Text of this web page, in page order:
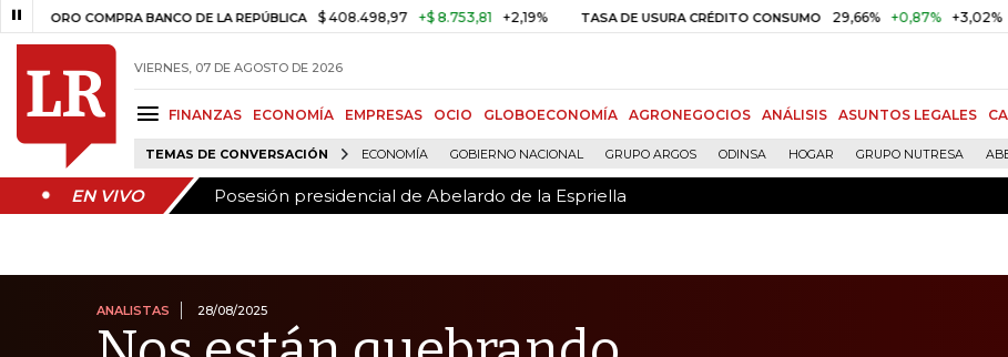
COMPRA BANCO DE LA REPÚBLICA $ 408.498,97 +$ 8.753,81 +2,19% TASA DE USURA CRÉDITO CONSUMO 29,66% +0,87% +3,02% DTF
VIERNES, 07 DE AGOSTO DE 2026
FINANZAS ECONOMÍA EMPRESAS OCIO GLOBOECONOMÍA AGRONEGOCIOS ANÁLISIS ASUNTOS LEGALES
TEMAS DE CONVERSACIÓN ECONOMÍA GOBIERNO NACIONAL GRUPO ARGOS ODINSA HOGAR GRUPO NUTRESA
EN VIVO Posesión presidencial de Abelardo de la Espriella
EN VIVO Posesión presidencial de Abelardo de la Espriella
ANALISTAS 28/08/2025